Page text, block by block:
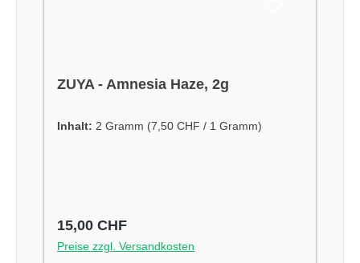
ZUYA - Amnesia Haze, 2g
Inhalt: 2 Gramm (7,50 CHF / 1 Gramm)
Regulärer Preis:
15,00 CHF
Preise zzgl. Versandkosten